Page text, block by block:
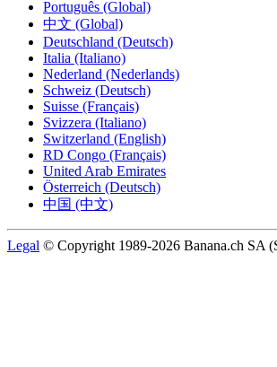
Português (Global)
中文 (Global)
Deutschland (Deutsch)
Italia (Italiano)
Nederland (Nederlands)
Schweiz (Deutsch)
Suisse (Français)
Svizzera (Italiano)
Switzerland (English)
RD Congo (Français)
United Arab Emirates
Österreich (Deutsch)
中国 (中文)
Legal © Copyright 1989-2026 Banana.ch SA